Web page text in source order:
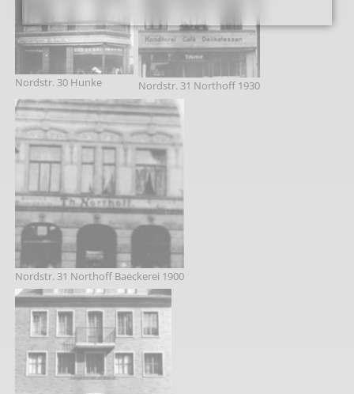
Nordstr. 30 Hunke Nordstr. 31 Northoff 1930
Nordstr. 31 Northoff Baeckerei 1900